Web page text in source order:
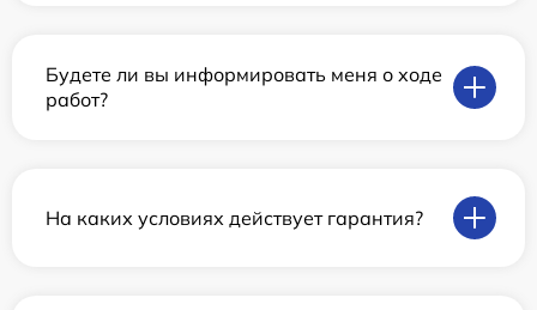
Будете ли вы информировать меня о ходе
работ?
На каких условиях действует гарантия?